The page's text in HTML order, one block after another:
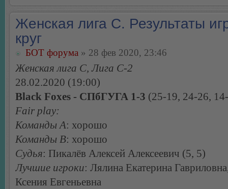
Женская лига С. Результаты
круг
БОТ форума » 28 фев 2020, 23:46
Женская лига С, Лига С-2
28.02.2020 (19:00)
Black Foxes - СПбГУГА 1-3 (25-19, 24-26,
Fair play:
Команды А: хорошо
Команды В: хорошо
Судья: Пикалёв Алексей Алексеевич (5, 5)
Лучшие игроки: Лялина Екатерина
Ксения Евгеньевна